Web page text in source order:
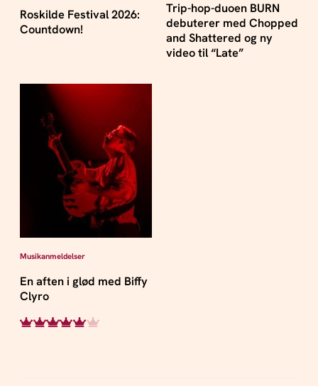
Roskilde Festival 2026:
Countdown!
Trip-hop-duoen BURN
debuterer med Chopped
and Shattered og ny
video til “Late”
Musikanmeldelser
En aften i glød med Biffy
Clyro